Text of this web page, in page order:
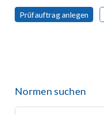
Prüfauftrag anlegen
Normen suchen